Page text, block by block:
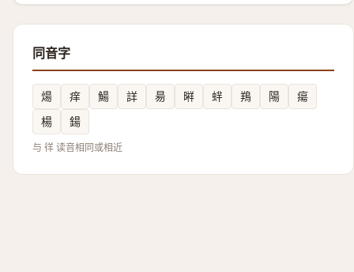
同音字
煬 痒 鰑 詳 昜 㬕 䖹 鴹 陽
瘍
楊
鍚
与 徉 读音相同或相近